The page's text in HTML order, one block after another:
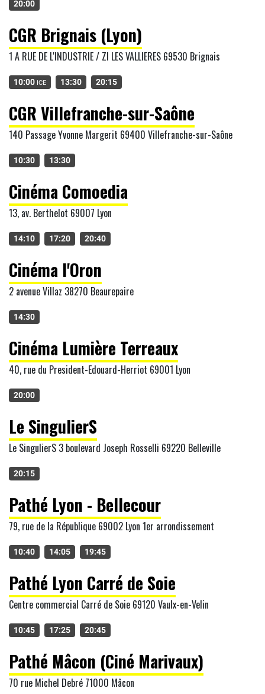
20:00
CGR Brignais (Lyon)
1 A RUE DE L'INDUSTRIE / ZI LES VALLIERES 69530 Brignais
10:00 ICE 13:30 20:15
CGR Villefranche-sur-Saône
140 Passage Yvonne Margerit 69400 Villefranche-sur-Saône
10:30 13:30
Cinéma Comoedia
13, av. Berthelot 69007 Lyon
14:10 17:20 20:40
Cinéma l'Oron
2 avenue Villaz 38270 Beaurepaire
14:30
Cinéma Lumière Terreaux
40, rue du President-Edouard-Herriot 69001 Lyon
20:00
Le SingulierS
Le SingulierS 3 boulevard Joseph Rosselli 69220 Belleville
20:15
Pathé Lyon - Bellecour
79, rue de la République 69002 Lyon 1er arrondissement
10:40 14:05 19:45
Pathé Lyon Carré de Soie
Centre commercial Carré de Soie 69120 Vaulx-en-Velin
10:45 17:25 20:45
Pathé Mâcon (Ciné Marivaux)
70 rue Michel Debré 71000 Mâcon